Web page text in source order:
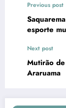
Previous post
esporte
Next post
Mutirão
Araruama